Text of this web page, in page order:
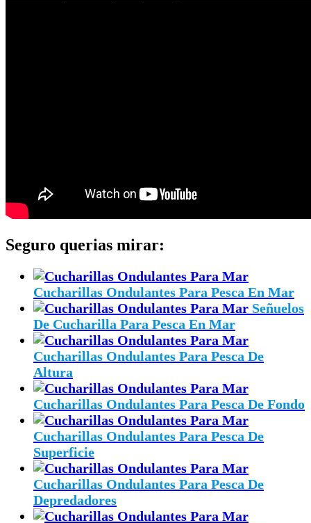
Seguro querias mirar:
Cucharillas Ondulantes Para Pesca En Mar
Señuelos
De Cucharilla Para Pesca En Mar
Cucharillas Ondulantes Para Pesca De
Altura
Cucharillas Ondulantes Para Pesca De Fondo
Cucharillas Ondulantes Para Pesca De
Superficie
Cucharillas Ondulantes Para Pesca De
Depredadores